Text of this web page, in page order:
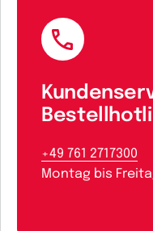
+49 761 2717300
Montag bis